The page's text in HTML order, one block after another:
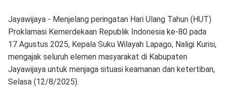
Jayawijaya - Menjelang peringatan Hari Ulang Tahun (HUT)
Proklamasi Kemerdekaan Republik Indonesia ke-80 pada
17 Agustus 2025, Kepala Suku Wilayah Lapago, Naligi Kurisi,
mengajak seluruh elemen masyarakat di Kabupaten
Jayawijaya untuk menjaga situasi keamanan dan ketertiban,
Selasa (12/8/2025).